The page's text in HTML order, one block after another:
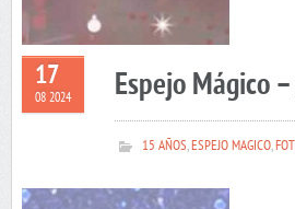
17
08 2024 Espejo Mágico
15 AÑOS,ESPEJO MAGICO,